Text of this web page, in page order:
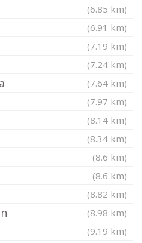
(6.85 km)
(6.91 km)
(7.19 km)
(7.24 km)
(7.64 km)
(7.97 km)
(8.14 km)
(8.34 km)
(8.6 km)
(8.6 km)
(8.82 km)
(8.98 km)
(9.19 km)